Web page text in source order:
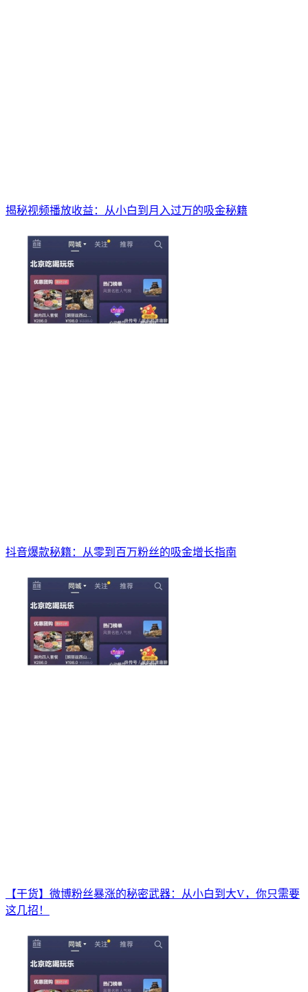
揭秘视频播放收益：从小白到月入过万的吸金秘籍
抖音爆款秘籍：从零到百万粉丝的吸金增长指南
【干货】微博粉丝暴涨的秘密武器：从小白到大V，你只需要
这几招！